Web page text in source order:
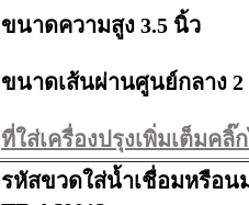
ขนาดความสูง 3.5 นิ้ว
ขนาดเส้นผ่านศูนย์กลาง 2
ที่ใส่เครื่องปรุงเพิ่มเต็มคลิ๊
รหัสขวดใส่น้ำเชื่อมหรือน